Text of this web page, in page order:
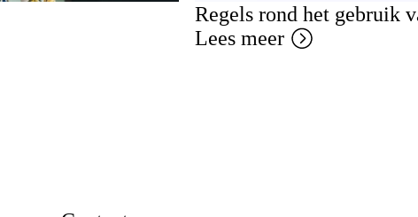
Regels rond het gebruik
Lees meer